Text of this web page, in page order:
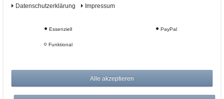
Stativwaage Professional Max.15 ?
30 kg Ablesbarkeit 5 ? 10 g
Hersteller: Söhnle
Daten­schutz­erklärung Impressum
Essenziell PayPal
Funktional
Alle akzeptieren